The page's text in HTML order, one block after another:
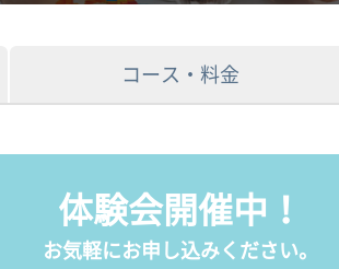
コース・料金
体験会開催中！
お気軽にお申し込みください。